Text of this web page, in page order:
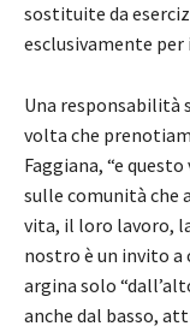
sostituite da
esclusivamente
Una responsabilità
volta che
Faggiana, “e
sulle comunità che
vita, il loro lavoro,
nostro è un invito a
argina solo
anche dal basso,